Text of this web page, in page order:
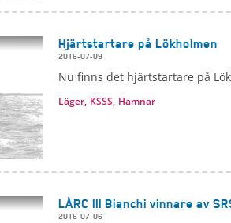
Hjärtstartare på Lökholmen
2016-07-09
Nu finns det hjärtstartare på
Läger, KSSS, Hamnar
LÀRC III Bianchi vinnare av
2016-07-06